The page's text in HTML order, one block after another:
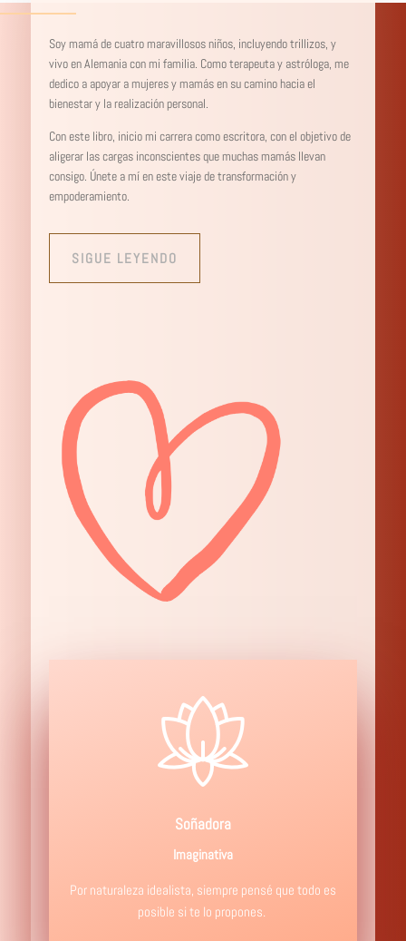
Soy mamá de cuatro maravillosos niños, incluyendo trillizos, y
vivo en Alemania con mi familia. Como terapeuta y astróloga, me
dedico a apoyar a mujeres y mamás en su camino hacia el
bienestar y la realización personal.
Con este libro, inicio mi carrera como escritora, con el objetivo de
aligerar las cargas inconscientes que muchas mamás llevan
consigo. Únete a mí en este viaje de transformación y
empoderamiento.
SIGUE LEYENDO
Soñadora
Imaginativa
Por naturaleza idealista, siempre pensé que todo es
posible si te lo propones.